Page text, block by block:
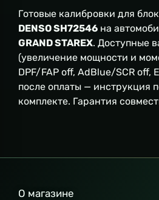
Готовые калибровки для
DENSO SH72546 на
GRAND STAREX. Доступные
(увеличение мощности и
DPF/FAP off, AdBlue/SCR off,
после оплаты — инструкция
комплекте. Гарантия
О магазине